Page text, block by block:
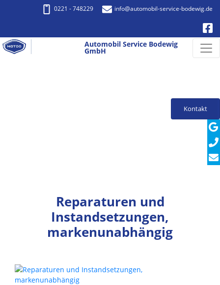
0221 - 748229 info@automobil-service-bodewig.de
Automobil Service Bodewig
GmbH
Reparaturen und
Instandsetzungen,
markenunabhängig
Kontakt